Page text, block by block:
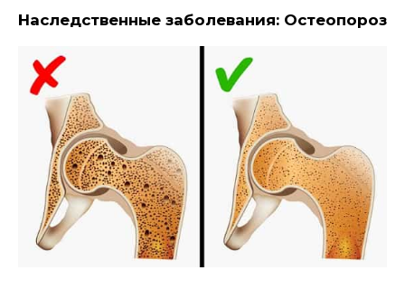
Наследственные заболевания: Остеопороз